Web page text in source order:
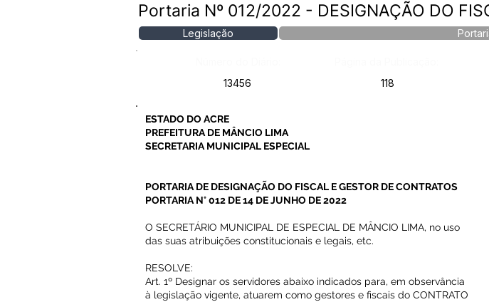
Portaria Nº 012/2022 - DESIGNAÇÃO DO
Legislação
13456
118
ESTADO DO ACRE
PREFEITURA DE MÂNCIO LIMA
SECRETARIA MUNICIPAL ESPECIAL
PORTARIA DE DESIGNAÇÃO DO FISCAL E GESTOR DE CONTRATOS
PORTARIA N° 012 DE 14 DE JUNHO DE 2022
O SECRETÁRIO MUNICIPAL DE ESPECIAL DE MÂNCIO LIMA, no uso
das suas atribuições constitucionais e legais, etc.
RESOLVE:
Art. 1º Designar os servidores abaixo indicados para, em observância
à legislação vigente, atuarem como gestores e fiscais do CONTRATO